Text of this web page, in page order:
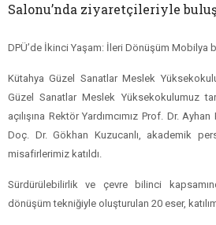
Salonu’nda ziyaretçileriyle
DPÜ’de İkinci Yaşam: İleri Dönüşüm Mobilya
Kütahya Güzel Sanatlar Meslek
Güzel Sanatlar Meslek Yüksekokulumuz
açılışına Rektör Yardımcımız Prof. Dr.
Doç. Dr. Gökhan Kuzucanlı, akademik
misafirlerimiz katıldı.
Sürdürülebilirlik ve çevre bilinci
dönüşüm tekniğiyle oluşturulan 20 eser,